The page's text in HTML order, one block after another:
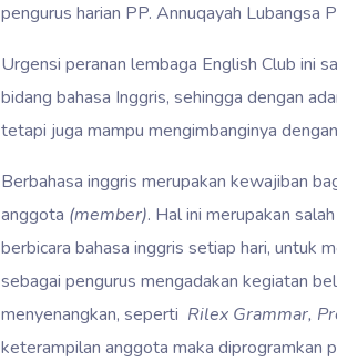
pengurus harian PP. Annuqayah Lubangsa
Urgensi peranan lembaga English Club ini
bidang bahasa Inggris, sehingga dengan
tetapi juga mampu mengimbanginya
Berbahasa inggris merupakan kewajiban
anggota (member). Hal ini merupakan
berbicara bahasa inggris setiap hari, untuk
sebagai pengurus mengadakan kegiatan
menyenangkan, seperti Rilex Grammar,
keterampilan anggota maka diprogramkan